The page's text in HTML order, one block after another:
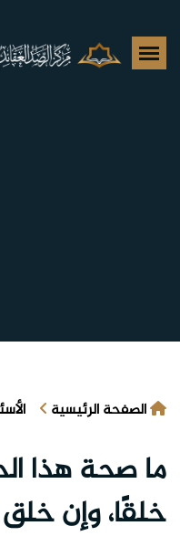
الصفحة الرئيسية
ما صحة هذا
خلقًا، وإن خلق